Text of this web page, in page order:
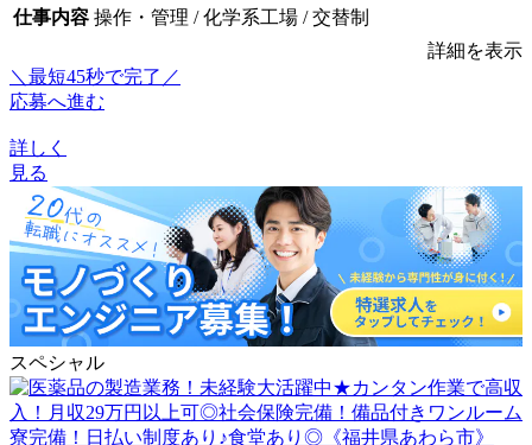
仕事内容 操作・管理 / 化学系工場 / 交替制
詳細を表示
＼最短45秒で完了／
応募へ進む
詳しく
見る
スペシャル